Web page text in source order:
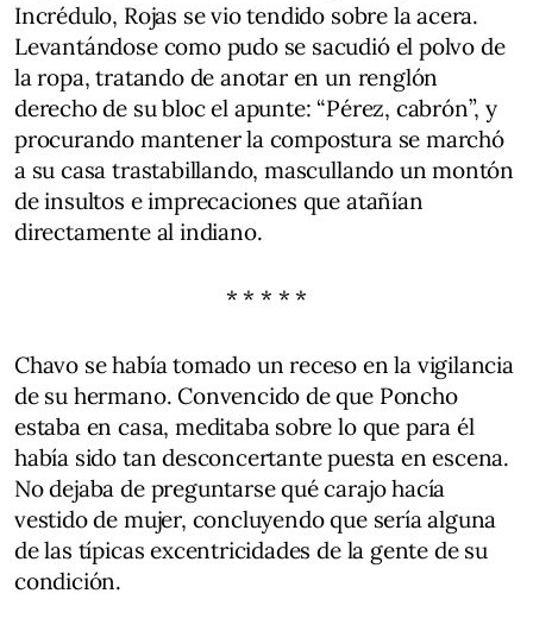
Incrédulo, Rojas se vio tendido sobre la acera.
Levantándose como pudo se sacudió el polvo de
la ropa, tratando de anotar en un renglón
derecho de su bloc el apunte: “Pérez, cabrón”, y
procurando mantener la compostura se marchó
a su casa trastabillando, mascullando un montón
de insultos e imprecaciones que atañían
directamente al indiano.
* * * * *
Chavo se había tomado un receso en la vigilancia
de su hermano. Convencido de que Poncho
estaba en casa, meditaba sobre lo que para él
había sido tan desconcertante puesta en escena.
No dejaba de preguntarse qué carajo hacía
vestido de mujer, concluyendo que sería alguna
de las típicas excentricidades de la gente de su
condición.